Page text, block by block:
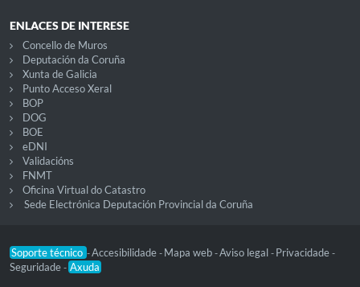
ENLACES DE INTERESE
Concello de Muros
Deputación da Coruña
Xunta de Galicia
Punto Acceso Xeral
BOP
DOG
BOE
eDNI
Validacións
FNMT
Oficina Virtual do Catastro
Sede Electrónica Deputación Provincial da Coruña
Soporte técnico -Accesibilidade - Mapa web -Aviso legal - Privacidade -
Seguridade - Axuda